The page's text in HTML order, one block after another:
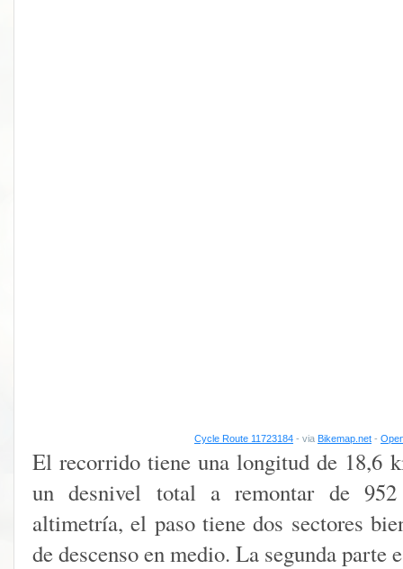
Cycle Route 11723184 - via Bikemap.net -
El recorrido tiene una longitud de 18,6
un desnivel total a remontar de
altimetría, el paso tiene dos sectores
de descenso en medio. La segunda parte